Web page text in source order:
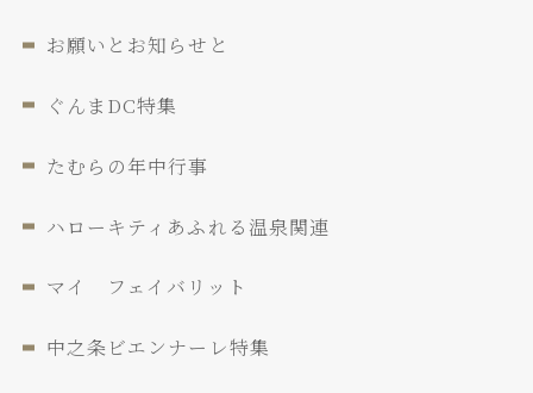
お願いとお知らせと
ぐんまDC特集
たむらの年中行事
ハローキティあふれる温泉関連
マイ フェイバリット
中之条ビエンナーレ特集